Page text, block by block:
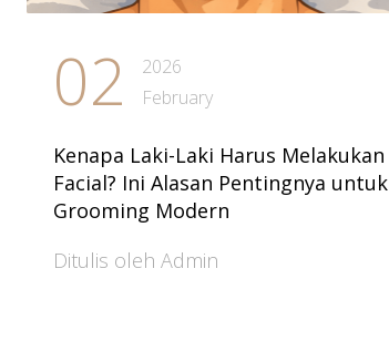
02
2026
February
Kenapa Laki-Laki Harus Melakukan
Facial? Ini Alasan Pentingnya untuk
Grooming Modern
Ditulis oleh Admin